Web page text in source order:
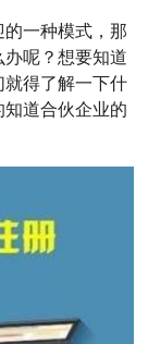
的一种模式，那
呢？想要知道
得了解一下什
道合伙企业的